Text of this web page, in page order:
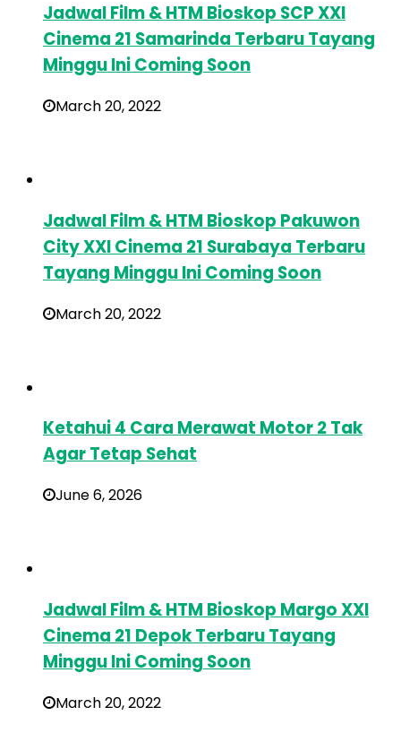
Jadwal Film & HTM Bioskop SCP XXI
Cinema 21 Samarinda Terbaru Tayang
Minggu Ini Coming Soon
March 20, 2022
Jadwal Film & HTM Bioskop Pakuwon
City XXI Cinema 21 Surabaya Terbaru
Tayang Minggu Ini Coming Soon
March 20, 2022
Ketahui 4 Cara Merawat Motor 2 Tak
Agar Tetap Sehat
June 6, 2026
Jadwal Film & HTM Bioskop Margo XXI
Cinema 21 Depok Terbaru Tayang
Minggu Ini Coming Soon
March 20, 2022